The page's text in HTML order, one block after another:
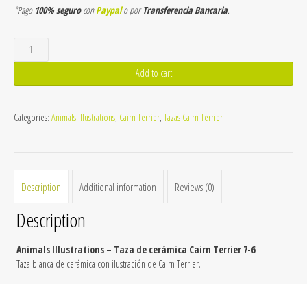
*Pago 100% seguroconPaypalo porTransferencia Bancaria.
de
Cairn
7-
Add to cart
Categories: Animals Illustrations, Cairn Terrier, Tazas Cairn Terrier
Description Additional information Reviews (0)
Description
Animals Illustrations – Taza de cerámica Cairn Terrier 7-6
Taza blanca de cerámica con ilustración de Cairn Terrier.